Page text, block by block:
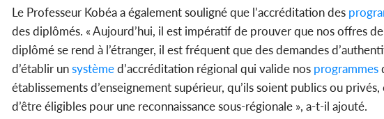
Le Professeur Kobéa a également souligné que l’accréditation des
des diplômés. « Aujourd’hui, il est impératif de prouver que nos offres de
diplômé se rend à l’étranger, il est fréquent que des demandes
d’établir unsystèmed’accréditation régional qui valide nos programmes
établissements d’enseignement supérieur, qu’ils soient publics ou
d’être éligibles pour une reconnaissance sous-régionale », a-t-il ajouté.